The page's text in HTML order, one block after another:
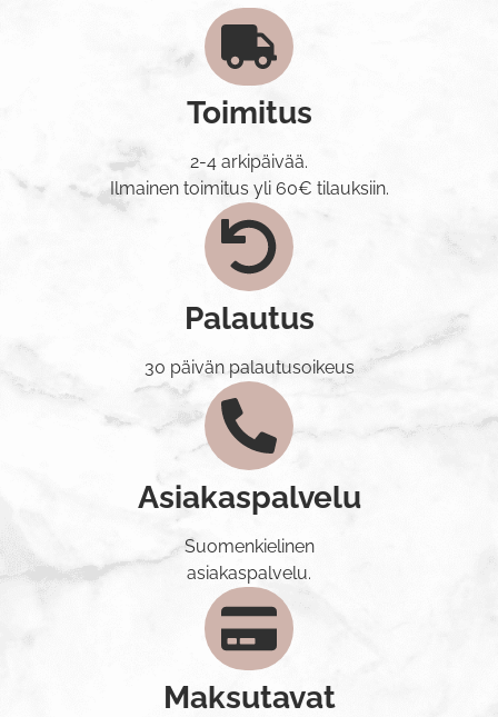
Toimitus
2-4 arkipäivää.
Ilmainen toimitus yli 60€ tilauksiin.
Palautus
30 päivän palautusoikeus
Asiakaspalvelu
Suomenkielinen
asiakaspalvelu.
Maksutavat